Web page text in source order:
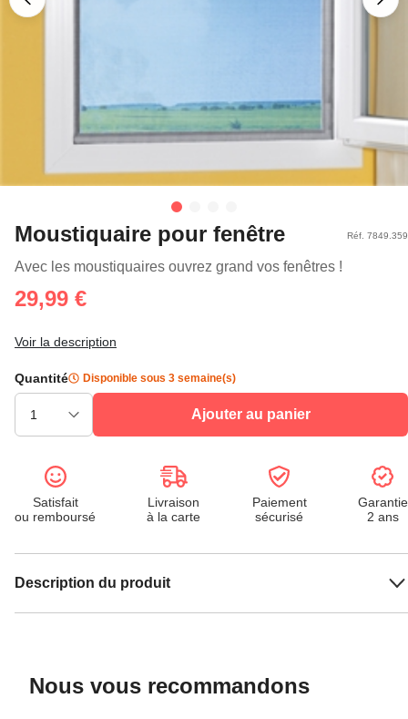
Moustiquaire pour fenêtre
Avec les moustiquaires ouvrez grand vos fenêtres !
Réf. 7849.359
29,99 €
Voir la description
Quantité Disponible sous 3 semaine(s)
Ajouter au panier
Satisfait
ou remboursé
Livraison
à la carte
Paiement
sécurisé
Garantie
2 ans
Description du produit
Nous vous recommandons